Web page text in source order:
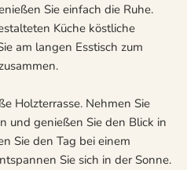
Sie einfach die Ruhe.
Küche köstliche
am langen Esstisch zum
Holzterrasse. Nehmen Sie
und genießen Sie den Blick in
Sie den Tag bei einem
Sie sich in der Sonne.